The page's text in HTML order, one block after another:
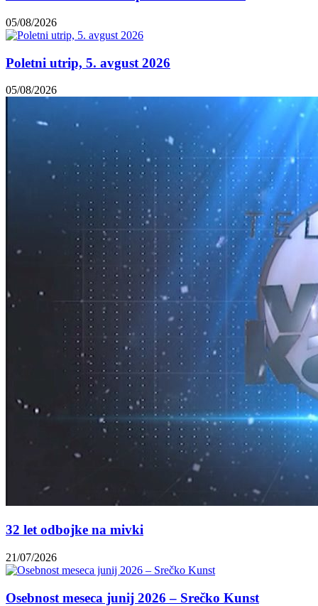
05/08/2026
Poletni utrip, 5. avgust 2026
05/08/2026
32 let odbojke na mivki
21/07/2026
Osebnost meseca junij 2026 – Srečko Kunst